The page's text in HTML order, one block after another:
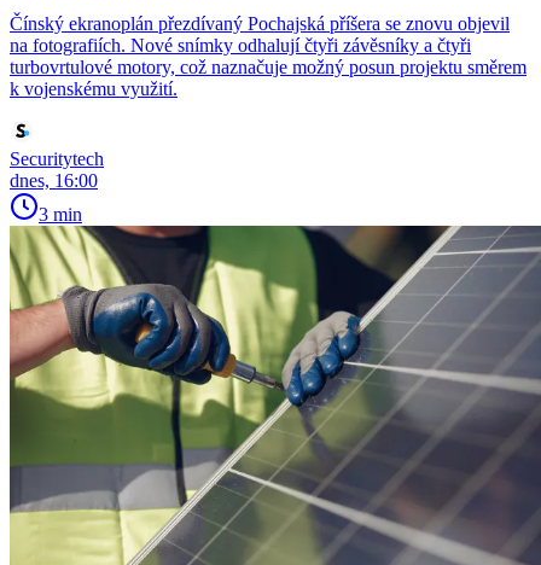
Čínský ekranoplán přezdívaný Pochajská příšera se znovu objevil
na fotografiích. Nové snímky odhalují čtyři závěsníky a čtyři
turbovrtulové motory, což naznačuje možný posun projektu směrem
k vojenskému využití.
Securitytech
dnes, 16:00
3 min